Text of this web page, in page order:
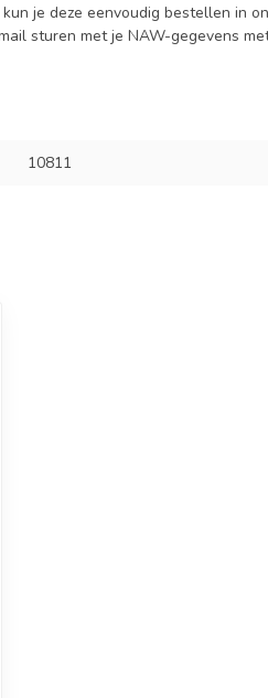
je deze eenvoudig bestellen in
sturen met je NAW-gegevens
10811